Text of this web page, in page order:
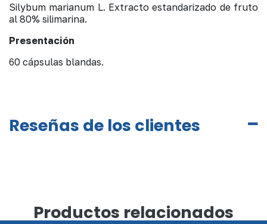
Silybum marianum L. Extracto estandarizado de fruto
al 80% silimarina.
Presentación
60 cápsulas blandas.
Reseñas de los clientes
Productos relacionados